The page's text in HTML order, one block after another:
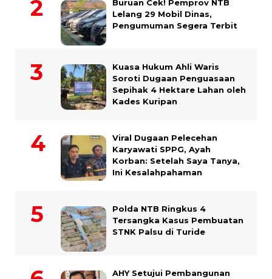
Buruan Cek! Pemprov NTB
Lelang 29 Mobil Dinas,
Pengumuman Segera Terbit
Kuasa Hukum Ahli Waris
Soroti Dugaan Penguasaan
Sepihak 4 Hektare Lahan oleh
Kades Kuripan
Viral Dugaan Pelecehan
Karyawati SPPG, Ayah
Korban: Setelah Saya Tanya,
Ini Kesalahpahaman
Polda NTB Ringkus 4
Tersangka Kasus Pembuatan
STNK Palsu di Turide
AHY Setujui Pembangunan